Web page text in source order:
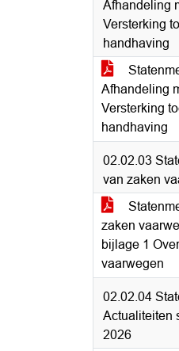
Afhandeling
Versterking
handhaving
Afhandeling
Versterking
handhaving
02.02.03
van zaken
zaken
bijlage 1
vaarwegen
02.02.04
Actualiteiten
2026